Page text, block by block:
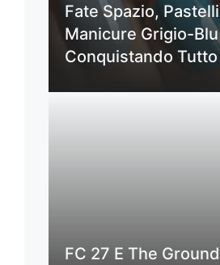
Fate Spazio,
Manicure Grigio-
Conquistando Tutto
FC 27 E The